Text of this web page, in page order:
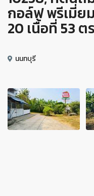
กอล์ฟ พรีเมี่ย
20 เนื้อที่ 53
นนทบุรี